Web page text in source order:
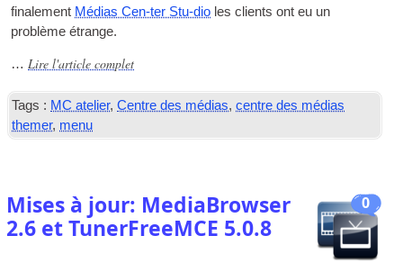
finalement Médias Cen-ter Stu-dio les clients ont eu un
problème étrange.
…Lire l'article complet
Tags : MC atelier,Centre des médias,centre des médias
themer, menu
0
Mises à jour: MediaBrowser
2.6 et TunerFreeMCE 5.0.8